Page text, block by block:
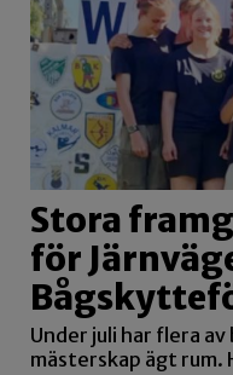
Stora
för
Under juli har flera
mästerskap ägt rum.